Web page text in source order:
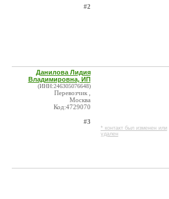
#2
Данилова Лидия
Владимировна, ИП
(ИНН:246305076648)
Перевозчик ,
Москва
Код:4729070
#3
* контакт был изменен или
удален